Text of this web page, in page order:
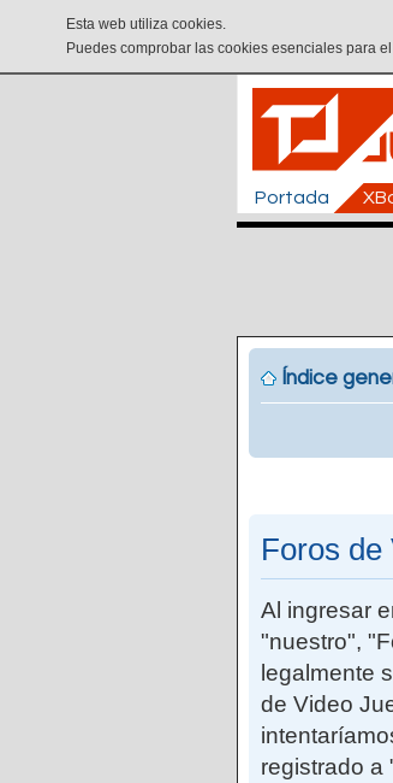
Esta web utiliza cookies.
Puedes comprobar las cookies esenciales para
Portada
Índice
Foros de
Al ingresar
"nuestro",
legalmente
de Video
registrado a